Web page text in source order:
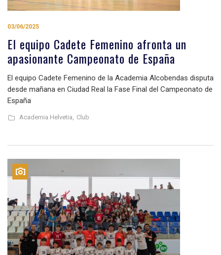
03/06/2025
El equipo Cadete Femenino afronta un
apasionante Campeonato de España
El equipo Cadete Femenino de la Academia Alcobendas disputa
desde mañana en Ciudad Real la Fase Final del Campeonato de
España
Academia Helvetia, Club